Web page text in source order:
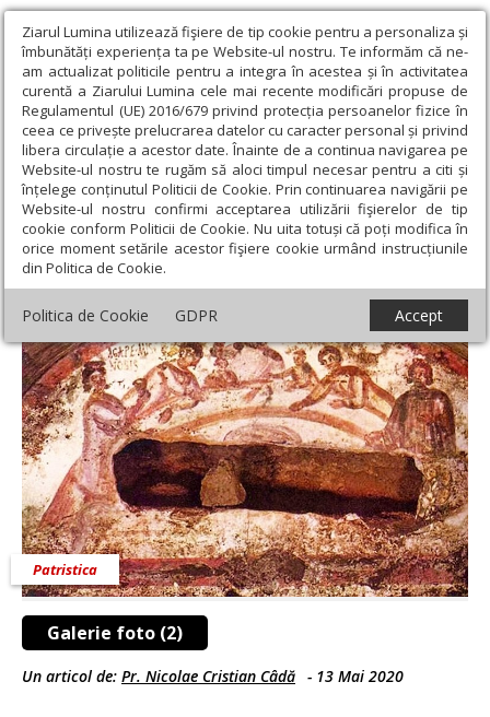
Ziarul Lumina utilizează fişiere de tip cookie pentru a personaliza și
îmbunătăți experiența ta pe Website-ul nostru. Te informăm că ne-
am actualizat politicile pentru a integra în acestea și în activitatea
curentă a Ziarului Lumina cele mai recente modificări propuse de
Regulamentul (UE) 2016/679 privind protecția persoanelor fizice în
ceea ce privește prelucrarea datelor cu caracter personal și privind
libera circulație a acestor date. Înainte de a continua navigarea pe
Website-ul nostru te rugăm să aloci timpul necesar pentru a citi și
înțelege conținutul Politicii de Cookie. Prin continuarea navigării pe
Website-ul nostru confirmi acceptarea utilizării fişierelor de tip
cookie conform Politicii de Cookie. Nu uita totuși că poți modifica în
orice moment setările acestor fişiere cookie urmând instrucțiunile
din Politica de Cookie.
Politica de Cookie GDPR Accept
Ziarul Lumina › Teologie și spiritualitate › Patristica › Martiriul ca
liturghie publică
Martiriul ca liturghie publică
Galerie foto (2)
Patristica
Un articol de: Pr. Nicolae Cristian Câdă - 13 Mai 2020